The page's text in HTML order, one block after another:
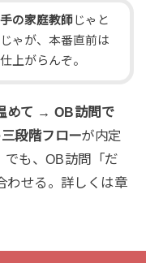
の家庭教師じゃと
ゃが、本番直前は
上がらんぞ。
めて → OB訪問で
三段階フローが内定
でも、OB訪問「だ
わせる。詳しくは章